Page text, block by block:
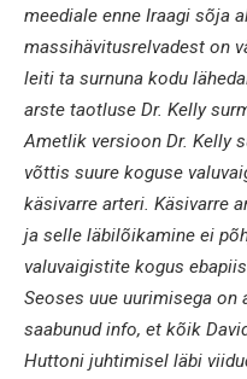
meediale enne Iraagi sõja
massihävitusrelvadest on
leiti ta surnuna kodu
arste taotluse Dr. Kelly
Ametlik versioon Dr. Kelly
võttis suure koguse
käsivarre arteri. Käsivarre
ja selle läbilõikamine ei
valuvaigistite kogus
Seoses uue uurimisega on
saabunud info, et kõik
Huttoni juhtimisel läbi